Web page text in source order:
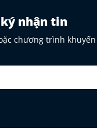
nhận tin
chương trình